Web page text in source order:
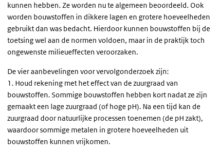
kunnen hebben. Ze worden nu te algemeen beoordeeld. Ook
worden bouwstoffen in dikkere lagen en grotere hoeveelheden
gebruikt dan was bedacht. Hierdoor kunnen bouwstoffen bij de
toetsing wel aan de normen voldoen, maar in de praktijk toch
ongewenste milieueffecten veroorzaken.
De vier aanbevelingen voor vervolgonderzoek zijn:
1. Houd rekening met het effect van de zuurgraad van
bouwstoffen. Sommige bouwstoffen hebben kort nadat ze zijn
gemaakt een lage zuurgraad (of hoge pH). Na een tijd kan de
zuurgraad door natuurlijke processen toenemen (de pH zakt),
waardoor sommige metalen in grotere hoeveelheden uit
bouwstoffen kunnen vrijkomen.